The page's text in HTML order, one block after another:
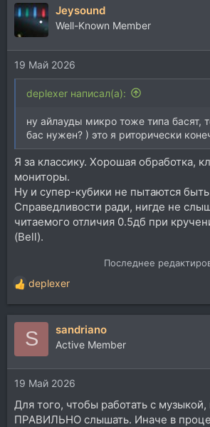
Jeysound
Well-Known Member
19 Май 2026
deplexer написал(а):
ну айлауды микро тоже типа басят,
бас нужен? ) это я риторически
Я за классику. Хорошая обработка,
мониторы.
Ну и супер-кубики не пытаются
Справедливости ради, нигде не
читаемого отличия 0.5дб при
(Bell).
Последнее
Р
е
а
и
и
:
deplexer
S sandriano
Active Member
19 Май 2026
Для того, чтобы работать с
ПРАВИЛЬНО слышать. Иначе в